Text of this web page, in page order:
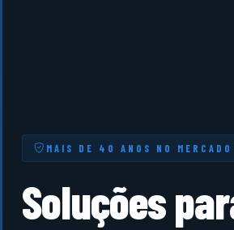
MAIS DE 40 ANOS NO MERCADO
Soluções